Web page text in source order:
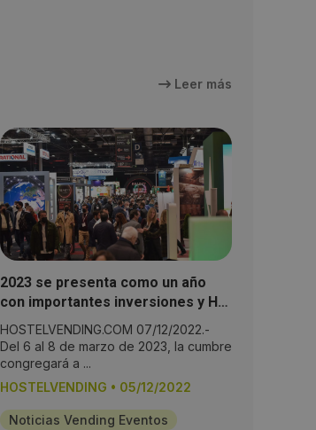
Leer más
2023 se presenta como un año
con importantes inversiones y HIP
será la muestra de ello
HOSTELVENDING.COM 07/12/2022.-
Del 6 al 8 de marzo de 2023, la cumbre
congregará a ...
HOSTELVENDING • 05/12/2022
Noticias Vending Eventos